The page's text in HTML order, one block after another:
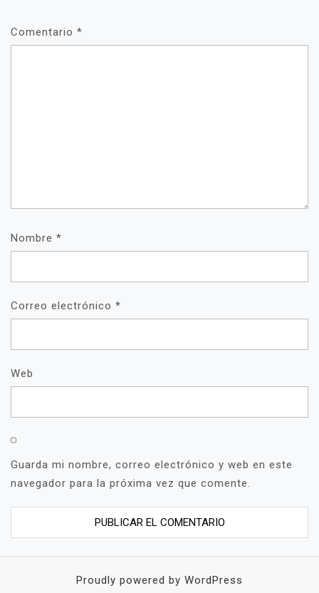
Comentario *
Nombre *
Correo electrónico *
Web
Guarda mi nombre, correo electrónico y web en este
navegador para la próxima vez que comente.
Proudly powered by WordPress